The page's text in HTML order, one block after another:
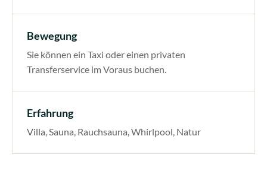
Bewegung
Sie können ein Taxi oder einen privaten
Transferservice im Voraus buchen.
Erfahrung
Villa, Sauna, Rauchsauna, Whirlpool, Natur